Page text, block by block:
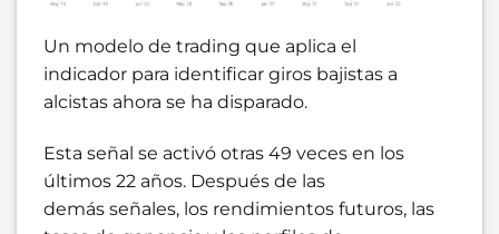
Un modelo de trading que aplica el
indicador para identificar giros bajistas a
alcistas ahora se ha disparado.
Esta señal se activó otras 49 veces en los
últimos 22 años. Después de las
demás señales, los rendimientos futuros, las